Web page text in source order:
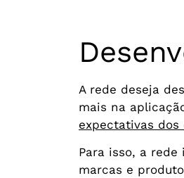
A rede deseja
mais na
expectativas dos
Para isso, a
marcas e